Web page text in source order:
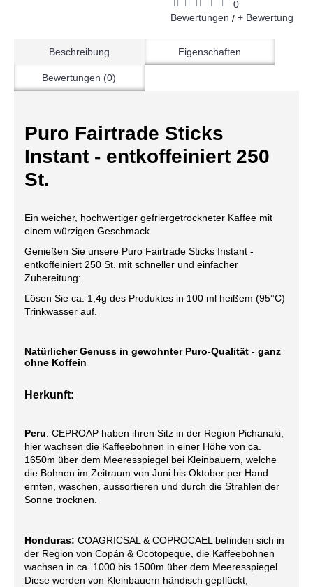
0
Bewertungen / + Bewertung
Beschreibung Eigenschaften
Bewertungen (0)
Puro Fairtrade Sticks
Instant - entkoffeiniert 250
St.
Ein weicher, hochwertiger gefriergetrockneter Kaffee mit
einem würzigen Geschmack
Genießen Sie unsere Puro Fairtrade Sticks Instant -
entkoffeiniert 250 St. mit schneller und einfacher
Zubereitung:
Lösen Sie ca. 1,4g des Produktes in 100 ml heißem (95°C)
Trinkwasser auf.
Natürlicher Genuss in gewohnter Puro-Qualität - ganz
ohne Koffein
Herkunft:
Peru: CEPROAP haben ihren Sitz in der Region Pichanaki,
hier wachsen die Kaffeebohnen in einer Höhe von ca.
1650m über dem Meeresspiegel bei Kleinbauern, welche
die Bohnen im Zeitraum von Juni bis Oktober per Hand
ernten, waschen, aussortieren und durch die Strahlen der
Sonne trocknen.
Honduras: COAGRICSAL & COPROCAEL befinden sich in
der Region von Copán & Ocotopeque, die Kaffeebohnen
wachsen in ca. 1000 bis 1500m über dem Meeresspiegel.
Diese werden von Kleinbauern händisch gepflückt,